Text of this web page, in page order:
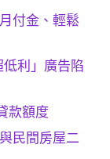
付金、輕鬆
利」廣告陷
款額度
民間房屋二